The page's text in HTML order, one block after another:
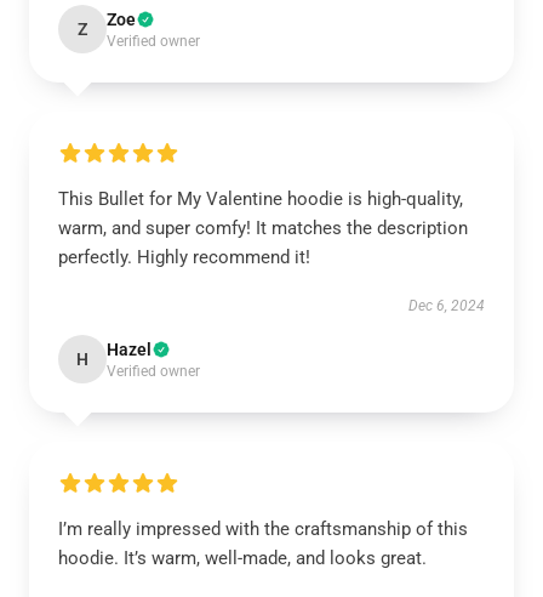
Z Zoe
Verified owner
This Bullet for My Valentine hoodie is high-quality,
warm, and super comfy! It matches the description
perfectly. Highly recommend it!
Dec 6, 2024
H Hazel
Verified owner
I’m really impressed with the craftsmanship of this
hoodie. It’s warm, well-made, and looks great.